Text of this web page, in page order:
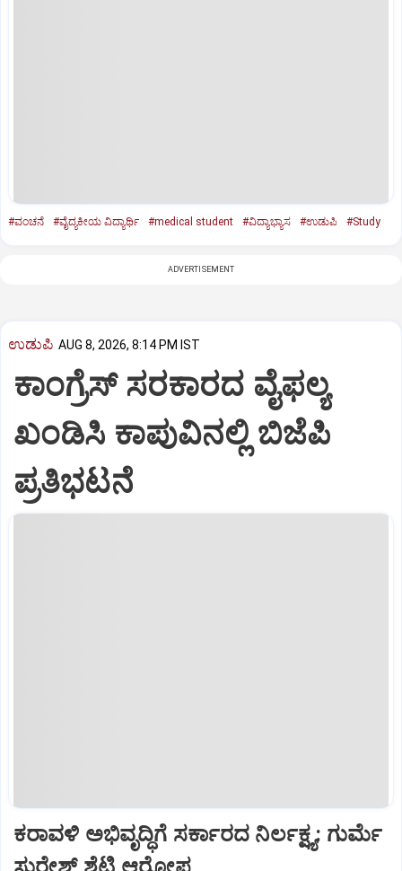
#ವಂಚನೆ #ವೈದ್ಯಕೀಯ ವಿದ್ಯಾರ್ಥಿ #medical student #ವಿದ್ಯಾಭ್ಯಾಸ #ಉಡುಪಿ #Study
ADVERTISEMENT
ಉಡುಪಿ AUG 8, 2026, 8:14 PM IST
ಕಾಂಗ್ರೆಸ್ ಸರಕಾರದ ವೈಫಲ್ಯ
ಖಂಡಿಸಿ ಕಾಪುವಿನಲ್ಲಿ ಬಿಜೆಪಿ
ಪ್ರತಿಭಟನೆ
ಕರಾವಳಿ ಅಭಿವೃದ್ಧಿಗೆ ಸರ್ಕಾರದ ನಿರ್ಲಕ್ಷ್ಯ: ಗುರ್ಮೆ